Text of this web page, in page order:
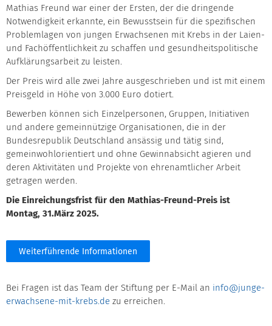
Mathias Freund war einer der Ersten, der die dringende
Notwendigkeit erkannte, ein Bewusstsein für die spezifischen
Problemlagen von jungen Erwachsenen mit Krebs in der Laien-
und Fachöffentlichkeit zu schaffen und gesundheitspolitische
Aufklärungsarbeit zu leisten.
Der Preis wird alle zwei Jahre ausgeschrieben und ist mit einem
Preisgeld in Höhe von 3.000 Euro dotiert.
Bewerben können sich Einzelpersonen, Gruppen, Initiativen
und andere gemeinnützige Organisationen, die in der
Bundesrepublik Deutschland ansässig und tätig sind,
gemeinwohlorientiert und ohne Gewinnabsicht agieren und
deren Aktivitäten und Projekte von ehrenamtlicher Arbeit
getragen werden.
Die Einreichungsfrist für den Mathias-Freund-Preis ist
Montag, 31.März 2025.
Weiterführende Informationen
Bei Fragen ist das Team der Stiftung per E-Mail an info@junge-
erwachsene-mit-krebs.de zu erreichen.